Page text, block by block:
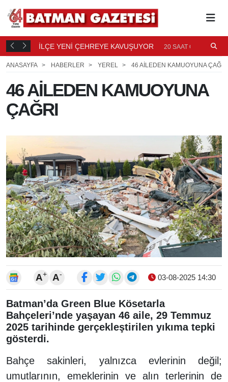
20 İLÇE YENİ ÇEHREYE KAVUŞUYOR 20 SAAT ÖNCE
ANASAYFA
HABERLER YEREL 46 AİLEDEN KAMUOYUNA ÇAĞRI
46 AİLEDEN KAMUOYUNA
ÇAĞRI
A+ A- 03-08-2025 14:30
Batman’da Green Blue Kösetarla
Bahçeleri’nde yaşayan 46 aile, 29 Temmuz
2025 tarihinde gerçekleştirilen yıkıma tepki
gösterdi.
Bahçe sakinleri, yalnızca evlerinin değil;
umutlarının, emeklerinin ve alın terlerinin de